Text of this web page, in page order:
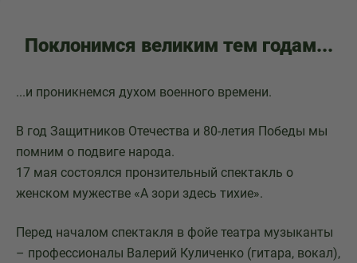
Поклонимся великим тем годам...
...и проникнемся духом военного времени.
В год Защитников Отечества и 80-летия Победы мы
помним о подвиге народа.
17 мая состоялся пронзительный спектакль о
женском мужестве «А зори здесь тихие».
Перед началом спектакля в фойе театра музыканты
– профессионалы Валерий Куличенко (гитара, вокал),